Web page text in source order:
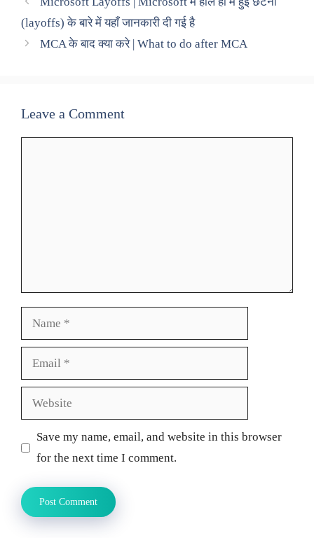
(layoffs) के बारे में यहाँ जानकारी दी गई है
MCA के बाद क्या करे | What to do after MCA
Leave a Comment
Name
Email
Website
Save my name, email, and website in this browser
for the next time I comment.